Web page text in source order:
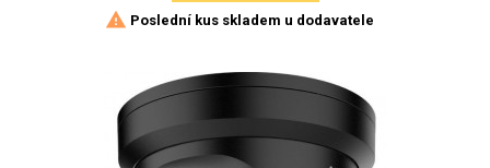
 Poslední kus skladem u dodavatele